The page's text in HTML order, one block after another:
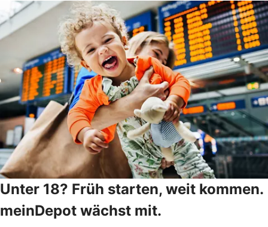
Unter 18? Früh starten, weit kommen.
meinDepot wächst mit.